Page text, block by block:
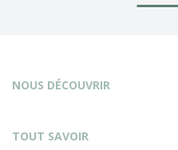
NOUS DÉCOUVRIR
TOUT SAVOIR